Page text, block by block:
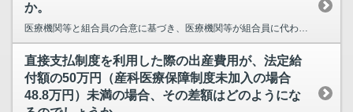
か。
医療機関等と組合員の合意に基づき、医療機関等が組合員に代わって、支払機関を経由の上、共済組合か...
直接支払制度を利用した際の出産費用が、法定給
付額の50万円（産科医療保障制度未加入の場合
48.8万円）未満の場合、その差額はどのようにな